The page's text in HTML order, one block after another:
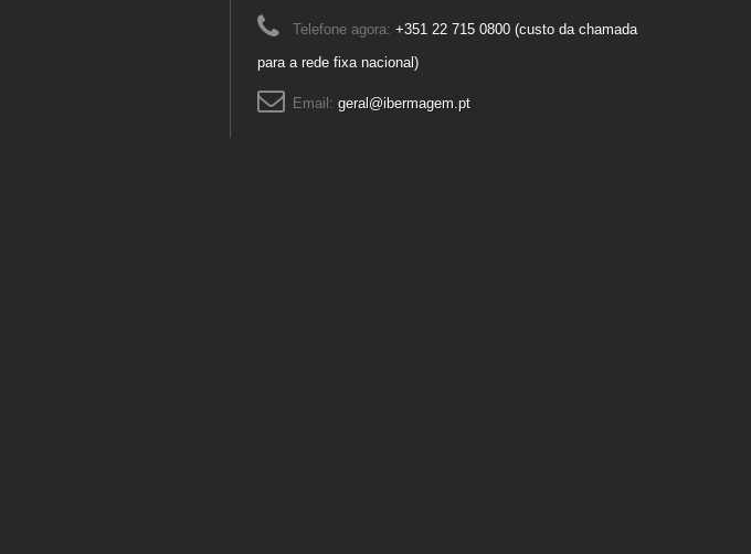
Telefone agora: +351 22 715 0800 (custo da chamada
para a rede fixa nacional)
Email: geral@ibermagem.pt